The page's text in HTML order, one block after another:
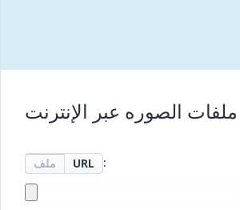
الصوره عبر الإنترنت
ملف URL :